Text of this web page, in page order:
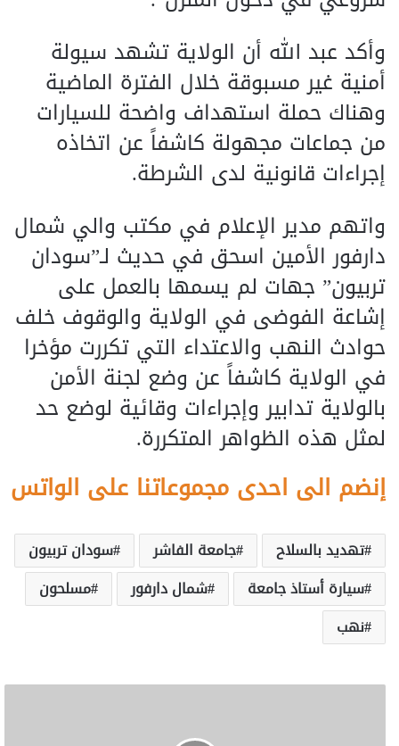
وأكد عبد الله أن الولاية تشهد سيولة
أمنية غير مسبوقة خلال الفترة الماضية
وهناك حملة استهداف واضحة للسيارات
من جماعات مجهولة كاشفاً عن اتخاذه
إجراءات قانونية لدى الشرطة.
واتهم مدير الإعلام في مكتب والي شمال
دارفور الأمين اسحق في حديث لـ”سودان
تربيون” جهات لم يسمها بالعمل على
إشاعة الفوضى في الولاية والوقوف خلف
حوادث النهب والاعتداء التي تكررت مؤخرا
في الولاية كاشفاً عن وضع لجنة الأمن
بالولاية تدابير وإجراءات وقائية لوضع حد
لمثل هذه الظواهر المتكررة.
إنضم الى احدى مجموعاتنا على الواتس
تهديد بالسلاح جامعة الفاشر
سودان تربيون
سيارة أستاذ جامعة
شمال دارفور
مسلحون
نهب